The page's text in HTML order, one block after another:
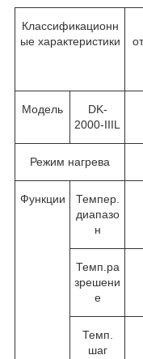
Классификационн
ые характеристики
Модель
DK-
2000-IIIL
Режим нагрева
Функции
Темпер.
диапазо
н
Темп.ра
зрешени
е
Темп.
шаг